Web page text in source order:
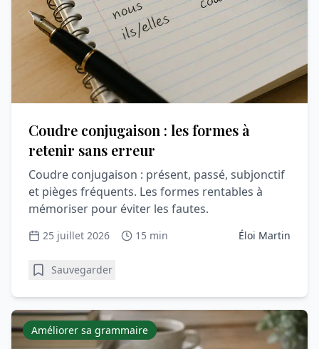
Coudre conjugaison : les formes à
retenir sans erreur
Coudre conjugaison : présent, passé, subjonctif
et pièges fréquents. Les formes rentables à
mémoriser pour éviter les fautes.
25 juillet 2026 15 min Éloi Martin
Sauvegarder
Améliorer sa grammaire